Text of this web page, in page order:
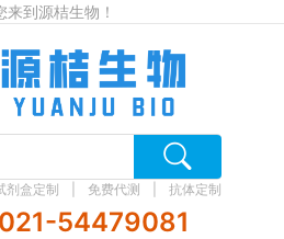
来到源桔生物！
剂盒定制 免费代测 抗体定制
54479081